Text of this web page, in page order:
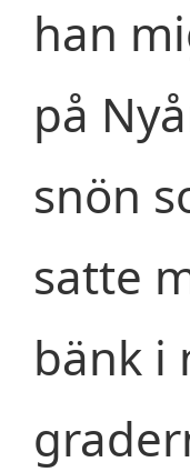
han
på
snön
satte
bänk i